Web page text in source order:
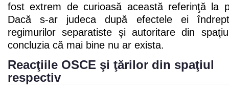
fost extrem de curioasă această referinţă la
Dacă s-ar judeca după efectele ei
regimurilor separatiste şi autoritare din
concluzia că mai bine nu ar exista.
Reacţiile OSCE şi ţărilor din spaţiul
respectiv